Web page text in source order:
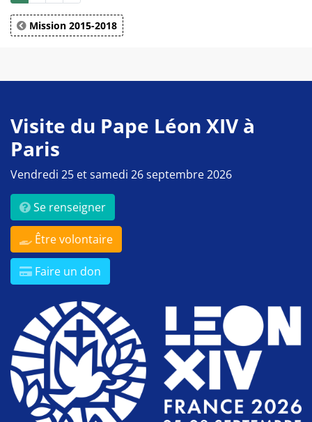
Mission 2015-2018
Visite du Pape Léon XIV à
Paris
Vendredi 25 et samedi 26 septembre 2026
Se renseigner
Être volontaire
Faire un don